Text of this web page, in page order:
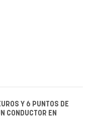
Y 6 PUNTOS DE
CONDUCTOR EN